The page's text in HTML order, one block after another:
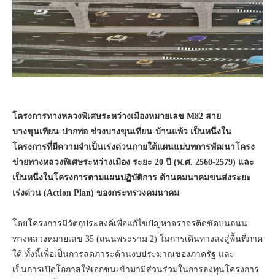
โครงการทางหลวงพิเศษระหว่างเมืองหมายเลข M82 สาย
บางขุนเทียน-ปากท่อ ช่วงบางขุนเทียน-บ้านแพ้ว เป็นหนึ่งใน
โครงการที่มีความจำเป็นเร่งด่วนภายใต้แผนแม่บทการพัฒนาโครง
ข่ายทางหลวงพิเศษระหว่างเมือง ระยะ 20 ปี (พ.ศ. 2560-2579) และ
เป็นหนึ่งในโครงการตามแผนปฏิบัติการ ด้านคมนาคมขนส่งระยะ
เร่งด่วน (Action Plan) ของกระทรวงคมนาคม
โดยโครงการมีวัตถุประสงค์เพื่อแก้ไขปัญหาจราจรติดขัดบนถนน
ทางหลวงหมายเลข 35 (ถนนพระราม 2) ในการเดินทางลงสู่พื้นที่ภาค
ใต้ ทั้งนี้เพื่อเป็นการลดภาระด้านงบประมาณของภาครัฐ และ
เป็นการเปิดโอกาสให้เอกชนเข้ามามีส่วนร่วมในการลงทุนโครงการ